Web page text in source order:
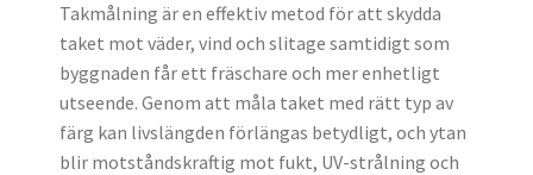
Takmålning är en effektiv metod för att skydda
taket mot väder, vind och slitage samtidigt som
byggnaden får ett fräschare och mer enhetligt
utseende. Genom att måla taket med rätt typ av
färg kan livslängden förlängas betydligt, och ytan
blir motståndskraftig mot fukt, UV-strålning och